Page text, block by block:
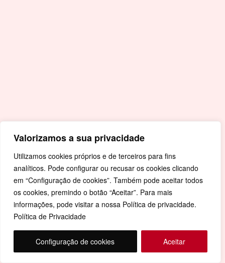
Valorizamos a sua privacidade
Utilizamos cookies próprios e de terceiros para fins
analíticos. Pode configurar ou recusar os cookies clicando
em “Configuração de cookies”. Também pode aceitar todos
os cookies, premindo o botão “Aceitar”. Para mais
informações, pode visitar a nossa Política de privacidade.
Política de Privacidade
Configuração de cookies Aceitar